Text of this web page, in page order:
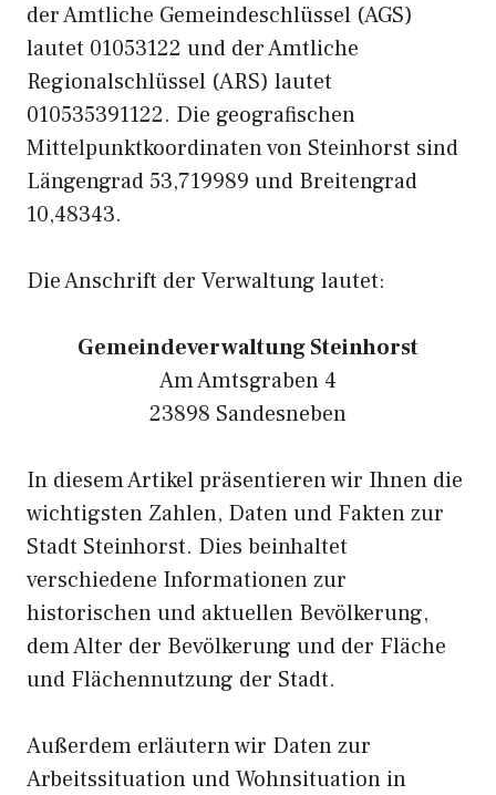
der Amtliche Gemeindeschlüssel (AGS)
lautet 01053122 und der Amtliche
Regionalschlüssel (ARS) lautet
010535391122. Die geografischen
Mittelpunktkoordinaten von Steinhorst sind
Längengrad 53,719989 und Breitengrad
10,48343.
Die Anschrift der Verwaltung lautet:
Gemeindeverwaltung Steinhorst
Am Amtsgraben 4
23898 Sandesneben
In diesem Artikel präsentieren wir Ihnen die
wichtigsten Zahlen, Daten und Fakten zur
Stadt Steinhorst. Dies beinhaltet
verschiedene Informationen zur
historischen und aktuellen Bevölkerung,
dem Alter der Bevölkerung und der Fläche
und Flächennutzung der Stadt.
Außerdem erläutern wir Daten zur
Arbeitssituation und Wohnsituation in